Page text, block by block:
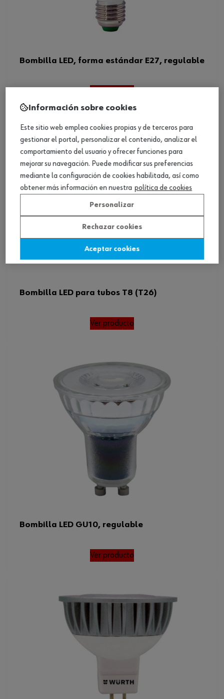
Bombilla LED, forma estándar E27, regulable
Bombilla LED para tubos T8 (T26)
Ver producto
Bombilla LED GU10, regulable
Ver producto
Información sobre cookies
Este sitio web emplea cookies propias y de terceros para
gestionar el portal, personalizar el contenido, analizar el
comportamiento del usuario y ofrecer funciones para
mejorar su navegación. Puede modificar sus preferencias
mediante la configuración de cookies habilitada, así como
obtener más información en nuestra política de cookies
Personalizar
Rechazar cookies
Aceptar cookies